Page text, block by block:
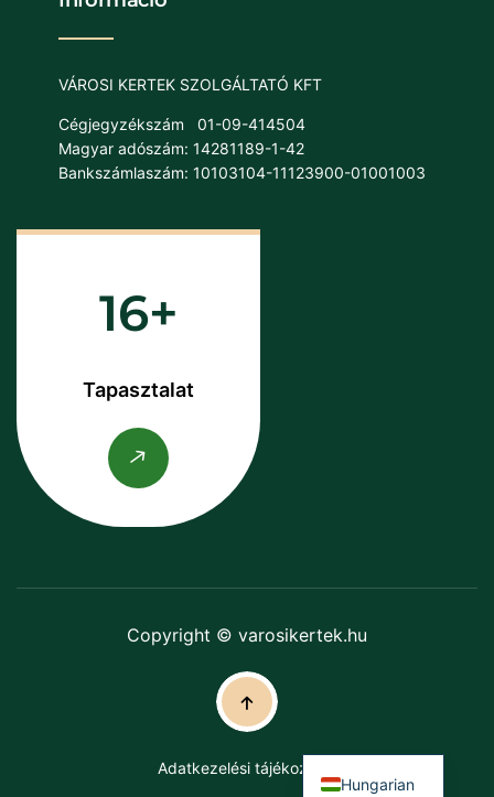
VÁROSI KERTEK SZOLGÁLTATÓ KFT
Cégjegyzékszám
01-09-414504
Magyar adószám: 14281189-1-42
Bankszámlaszám: 10103104-11123900-01001003
16
Tapasztalat
Copyright © varosikertek.hu
Adatkezelési tájékoztató
Hungarian